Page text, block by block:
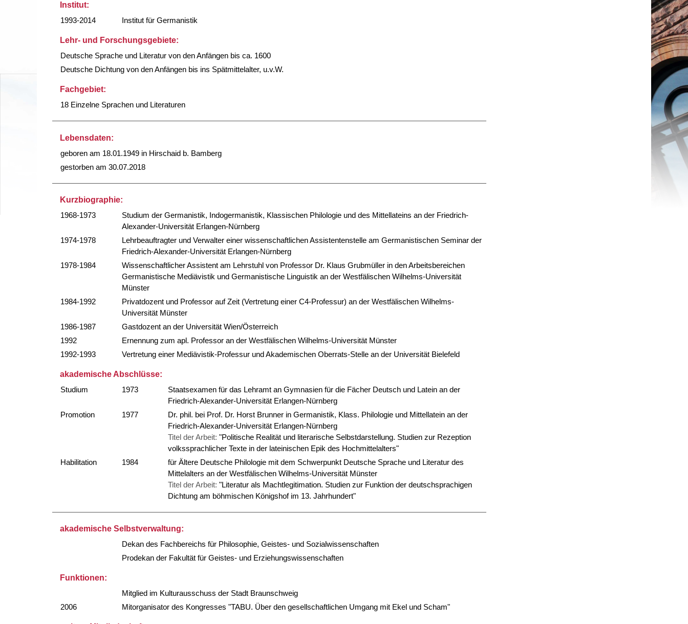
Institut:
1993-2014
Institut für Germanistik
Lehr- und Forschungsgebiete:
Deutsche Sprache und Literatur von den Anfängen bis ca. 1600
Deutsche Dichtung von den Anfängen bis ins Spätmittelalter, u.v.W.
Fachgebiet:
18 Einzelne Sprachen und Literaturen
Lebensdaten:
geboren am 18.01.1949 in Hirschaid b. Bamberg
gestorben am 30.07.2018
Kurzbiographie:
1968-1973
Studium der Germanistik, Indogermanistik, Klassischen Philologie und des Mittellateins an der Friedrich-
Alexander-Universität Erlangen-Nürnberg
1974-1978
Lehrbeauftragter und Verwalter einer wissenschaftlichen Assistentenstelle am Germanistischen Seminar der
Friedrich-Alexander-Universität Erlangen-Nürnberg
1978-1984
Wissenschaftlicher Assistent am Lehrstuhl von Professor Dr. Klaus Grubmüller in den Arbeitsbereichen
Germanistische Mediävistik und Germanistische Linguistik an der Westfälischen Wilhelms-Universität
Münster
1984-1992
Privatdozent und Professor auf Zeit (Vertretung einer C4-Professur) an der Westfälischen Wilhelms-
Universität Münster
1986-1987
Gastdozent an der Universität Wien/Österreich
1992
Ernennung zum apl. Professor an der Westfälischen Wilhelms-Universität Münster
1992-1993
Vertretung einer Mediävistik-Professur und Akademischen Oberrats-Stelle an der Universität Bielefeld
akademische Abschlüsse:
Studium
1973
Staatsexamen für das Lehramt an Gymnasien für die Fächer Deutsch und Latein an der
Friedrich-Alexander-Universität Erlangen-Nürnberg
Promotion
1977
Dr. phil. bei Prof. Dr. Horst Brunner in Germanistik, Klass. Philologie und Mittellatein an der
Friedrich-Alexander-Universität Erlangen-Nürnberg
Titel der Arbeit: "Politische Realität und literarische Selbstdarstellung. Stu­dien zur Rezeption
volkssprachlicher Texte in der lateinischen Epik des Hochmittelalters"
Habilitation
1984
für Ältere Deutsche Philologie mit dem Schwerpunkt Deutsche Sprache und Literatur des
Mittelalters an der Westfälischen Wilhelms-Universität Münster
Titel der Arbeit: "Literatur als Machtlegitimation. Studien zur Funktion der deutschsprachigen
Dichtung am böhmischen Königshof im 13. Jahr­hundert"
akademische Selbstverwaltung:
Dekan des Fachbereichs für Philosophie, Geistes- und Sozialwissenschaften
Prodekan der Fakultät für Geistes- und Erziehungswissenschaften
Funktionen:
Mitglied im Kulturausschuss der Stadt Braunschweig
2006
Mitorganisator des Kongresses "TABU. Über den gesellschaftlichen Umgang mit Ekel und Scham"